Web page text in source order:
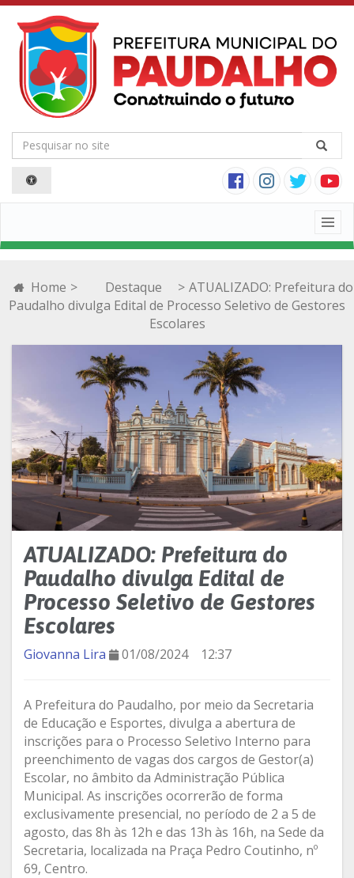
Home > Destaque > ATUALIZADO: Prefeitura do
Paudalho divulga Edital de Processo Seletivo de Gestores
Escolares
ATUALIZADO: Prefeitura do
Paudalho divulga Edital de
Processo Seletivo de Gestores
Escolares
Giovanna Lira 01/08/2024 12:37
A Prefeitura do Paudalho, por meio da Secretaria
de Educação e Esportes, divulga a abertura de
inscrições para o Processo Seletivo Interno para
preenchimento de vagas dos cargos de Gestor(a)
Escolar, no âmbito da Administração Pública
Municipal. As inscrições ocorrerão de forma
exclusivamente presencial, no período de 2 a 5 de
agosto, das 8h às 12h e das 13h às 16h, na Sede da
Secretaria, localizada na Praça Pedro Coutinho, nº
69, Centro.